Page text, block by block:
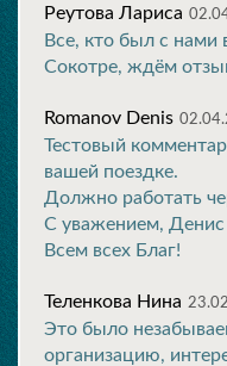
Реутова Лариса
Все, кто был с нами
Сокотре, ждём
Romanov Denis
Тестовый
вашей поездке.
Должно работать
С уважением,
Всем всех Благ!
Теленкова Нина
Это было
организацию,